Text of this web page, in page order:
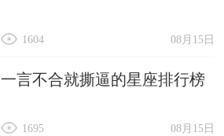
08月15日
1604
一言不合就撕逼的星座排行榜
08月15日
1695